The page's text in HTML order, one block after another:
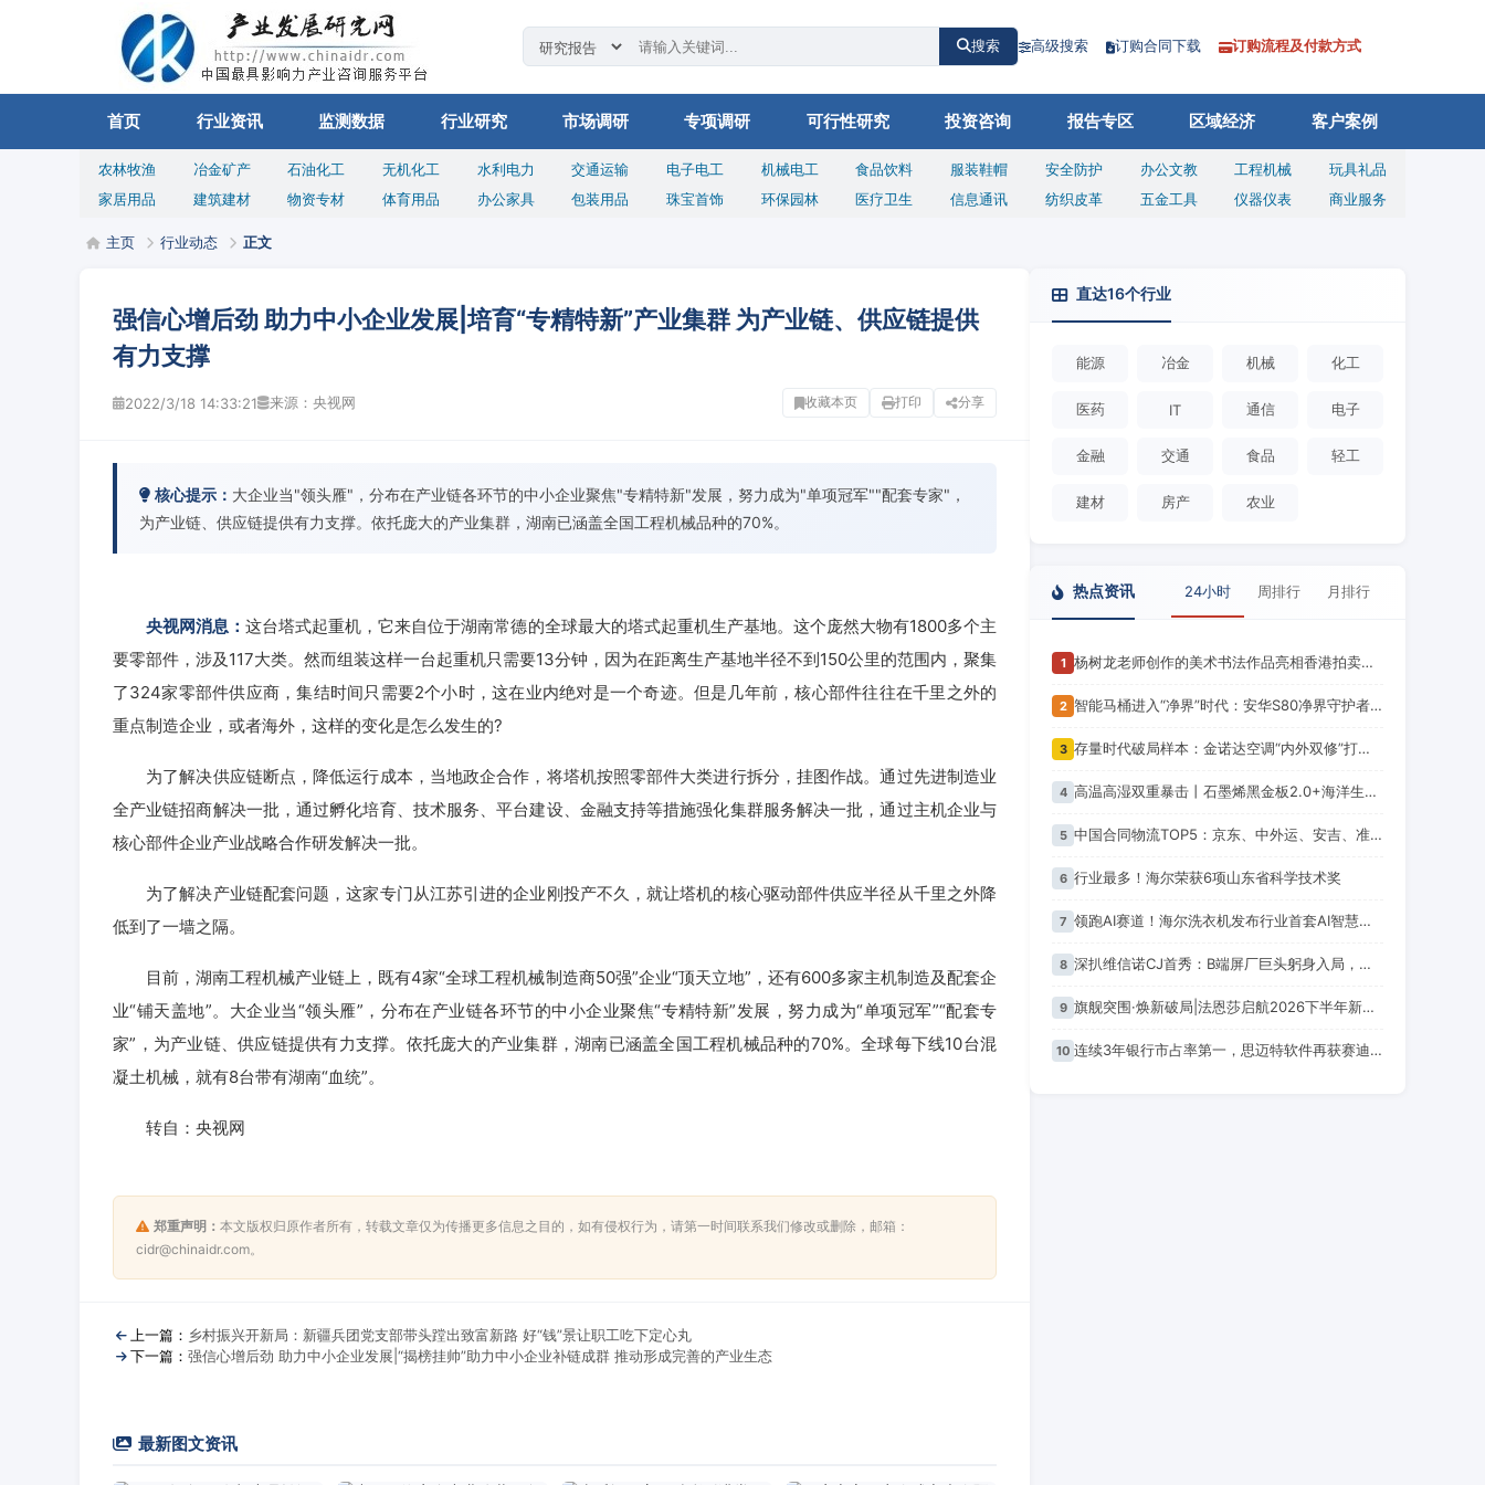
搜索 高级搜索 订购合同下载 订购流程及付款方式
首页 行业资讯 监测数据 行业研究 市场调研 专项调研 可行性研究 投资咨询 报告专区 区域经济 客户案例
农林牧渔 冶金矿产 石油化工 无机化工 水利电力 交通运输 电子电工 机械电工 食品饮料 服装鞋帽 安全防护 办公文教 工程机械
玩具礼品
家居用品
建筑建材 物资专材 体育用品 办公家具 包装用品 珠宝首饰 环保园林 医疗卫生 信息通讯 纺织皮革 五金工具 仪器仪表 商业服务
主页 行业动态 正文
强信心增后劲 助力中小企业发展|培育“专精特新”产业集群 为产业链、供应链提供
有力支撑
2022/3/18 14:33:21 来源：央视网 收藏本页 打印 分享
核心提示： 大企业当"领头雁"，分布在产业链各环节的中小企业聚焦"专精特新"发展，努力成为"单项冠军""配套专家"，
为产业链、供应链提供有力支撑。依托庞大的产业集群，湖南已涵盖全国工程机械品种的70%。
央视网消息：这台塔式起重机，它来自位于湖南常德的全球最大的塔式起重机生产基地。这个庞然大物有1800多个主
要零部件，涉及117大类。然而组装这样一台起重机只需要13分钟，因为在距离生产基地半径不到150公里的范围内，聚集
了324家零部件供应商，集结时间只需要2个小时，这在业内绝对是一个奇迹。但是几年前，核心部件往往在千里之外的
重点制造企业，或者海外，这样的变化是怎么发生的?
为了解决供应链断点，降低运行成本，当地政企合作，将塔机按照零部件大类进行拆分，挂图作战。通过先进制造业
全产业链招商解决一批，通过孵化培育、技术服务、平台建设、金融支持等措施强化集群服务解决一批，通过主机企业与
核心部件企业产业战略合作研发解决一批。
为了解决产业链配套问题，这家专门从江苏引进的企业刚投产不久，就让塔机的核心驱动部件供应半径从千里之外降
低到了一墙之隔。
目前，湖南工程机械产业链上，既有4家“全球工程机械制造商50强”企业“顶天立地”，还有600多家主机制造及配套企
业“铺天盖地”。大企业当“领头雁”，分布在产业链各环节的中小企业聚焦“专精特新”发展，努力成为“单项冠军”“配套专
家”，为产业链、供应链提供有力支撑。依托庞大的产业集群，湖南已涵盖全国工程机械品种的70%。全球每下线10台混
凝土机械，就有8台带有湖南“血统”。
转自：央视网
郑重声明： 本文版权归原作者所有，转载文章仅为传播更多信息之目的，如有侵权行为，请第一时间联系我们修改或删除，邮箱：
cidr@chinaidr.com。
上一篇： 乡村振兴开新局：新疆兵团党支部带头蹚出致富新路 好“钱”景让职工吃下定心丸
下一篇： 强信心增后劲 助力中小企业发展|“揭榜挂帅”助力中小企业补链成群 推动形成完善的产业生态
最新图文资讯
直达16个行业
能源 冶金 机械 化工
医药 IT 通信 电子
金融 交通 食品 轻工
建材 房产 农业
热点资讯 24小时 周排行 月排行
1 杨树龙老师创作的美术书法作品亮相香港拍卖预展现场
2 智能马桶进入“净界”时代：安华S80净界守护者以技术创新回应健康消费升级
3 存量时代破局样本：金诺达空调“内外双修”打开增长空间
4 高温高湿双重暴击丨石墨烯黑金板2.0+海洋生态板，全屋防潮抗菌双防护
5 中国合同物流TOP5：京东、中外运、安吉、准时达、日日顺
6 行业最多！海尔荣获6项山东省科学技术奖
7 领跑AI赛道！海尔洗衣机发布行业首套AI智慧洗护方案
8 深扒维信诺CJ首秀：B端屏厂巨头躬身入局，为年轻人造「新玩具」，一场屏幕破圈实验打响
9 旗舰突围·焕新破局|法恩莎启航2026下半年新篇章
10 连续3年银行市占率第一，思迈特软件再获赛迪权威认可